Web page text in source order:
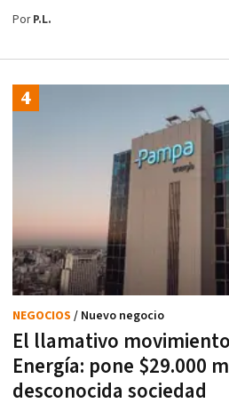
PorP.L.
El llamativo
Energía: pone $29.000
desconocida sociedad
NEGOCIOS / Nuevo negocio